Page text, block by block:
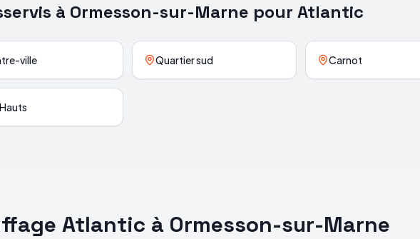
à Ormesson-sur-Marne pour Atlantic
ville Quartier sud Carnot
Atlantic à Ormesson-sur-Marne